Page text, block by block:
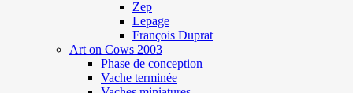
Zep
Lepage
François Duprat
Art on Cows 2003
Phase de conception
Vache terminée